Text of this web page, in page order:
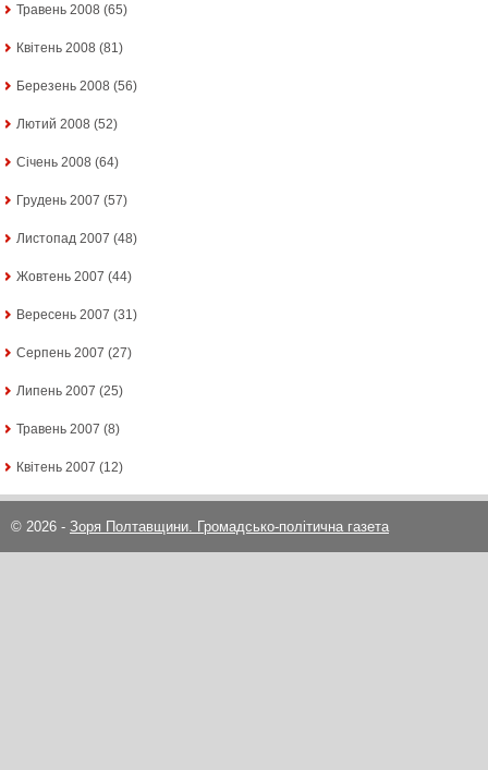
Травень 2008 (65)
Квітень 2008 (81)
Березень 2008 (56)
Лютий 2008 (52)
Січень 2008 (64)
Грудень 2007 (57)
Листопад 2007 (48)
Жовтень 2007 (44)
Вересень 2007 (31)
Серпень 2007 (27)
Липень 2007 (25)
Травень 2007 (8)
Квітень 2007 (12)
© 2026 - Зоря Полтавщини. Громадсько-політична газета